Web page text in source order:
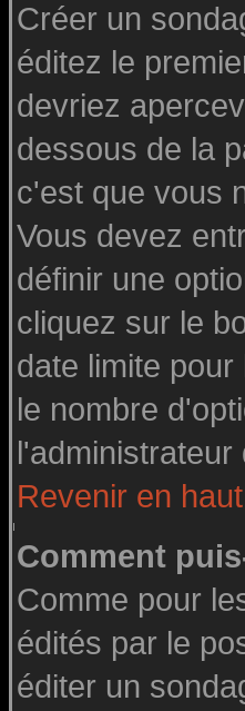
Créer un
éditez le
devriez
dessous de la
c'est que vous
Vous devez
définir une
cliquez sur le
date limite
le nombre
l'administrateur
Revenir en haut
Comment
Comme pour
édités par le
éditer un